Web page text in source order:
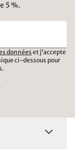
5 %.
donnéeset j'accepte
ci-dessous pour